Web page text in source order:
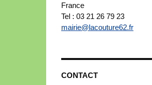
France
Tel : 03 21 26 79 23
mairie@lacouture62.fr
CONTACT